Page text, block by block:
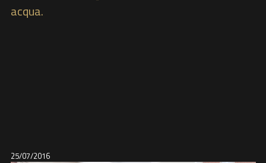
acqua.
25/07/2016